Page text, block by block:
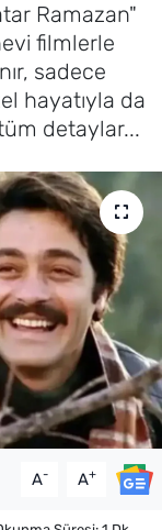
Ramazan"
filmlerle
sadece
hayatıyla da
detaylar...
A- A+